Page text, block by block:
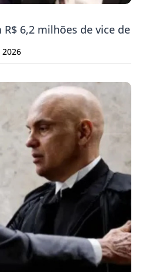
6,2 milhões de vice de
2026